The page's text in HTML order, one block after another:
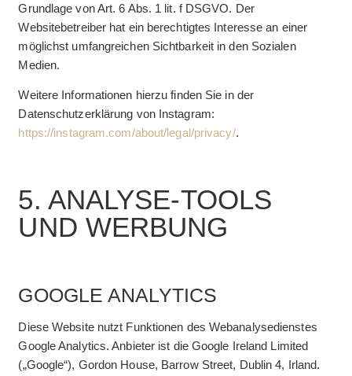
Grundlage von Art. 6 Abs. 1 lit. f DSGVO. Der
Websitebetreiber hat ein berechtigtes Interesse an einer
möglichst umfangreichen Sichtbarkeit in den Sozialen
Medien.
Weitere Informationen hierzu finden Sie in der
Datenschutzerklärung von Instagram:
https://instagram.com/about/legal/privacy/.
5. ANALYSE-TOOLS
UND WERBUNG
GOOGLE ANALYTICS
Diese Website nutzt Funktionen des Webanalysedienstes
Google Analytics. Anbieter ist die Google Ireland Limited
(„Google“), Gordon House, Barrow Street, Dublin 4, Irland.